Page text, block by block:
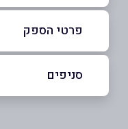
פרטי הספק
סניפים